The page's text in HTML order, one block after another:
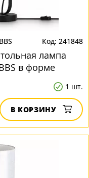
241848
лампа
в форме
1 шт.
В КОРЗИНУ